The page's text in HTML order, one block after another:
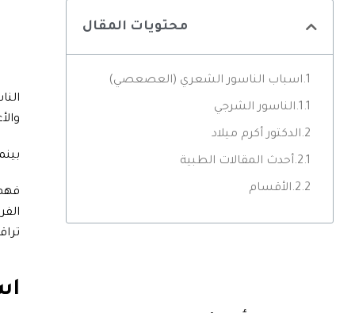
محتويات المقال
اسباب الناسور الشعري (العصعصي)
الناسور الشرجي
الدكتور أكرم ميلاد
أحدث المقالات الطبية
الأقسام